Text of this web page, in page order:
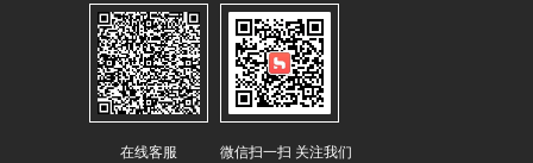
在线客服 微信扫一扫 关注我们